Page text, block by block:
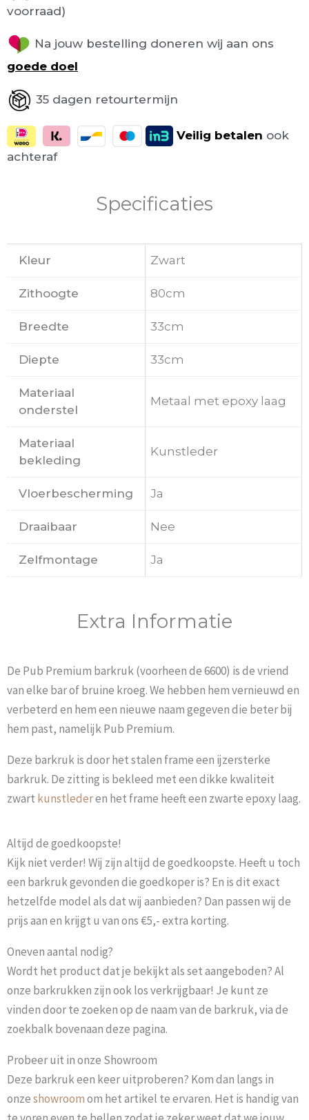
voorraad)
Na jouw bestelling doneren wij aan ons
goede doel
35 dagen retourtermijn
Veilig betalen ook
achteraf
Specificaties
Kleur Zwart
Zithoogte 80cm
Breedte 33cm
Diepte 33cm
Materiaal
onderstel
Metaal met epoxy laag
Materiaal
bekleding
Kunstleder
Vloerbescherming Ja
Draaibaar Nee
Zelfmontage Ja
Extra Informatie
De Pub Premium barkruk (voorheen de 6600) is de vriend
van elke bar of bruine kroeg. We hebben hem vernieuwd en
verbeterd en hem een nieuwe naam gegeven die beter bij
hem past, namelijk Pub Premium.
Deze barkruk is door het stalen frame een ijzersterke
barkruk. De zitting is bekleed met een dikke kwaliteit
zwart kunstlederen het frame heeft een zwarte epoxy laag.
Altijd de goedkoopste!
Kijk niet verder! Wij zijn altijd de goedkoopste. Heeft u toch
een barkruk gevonden die goedkoper is? En is dit exact
hetzelfde model als dat wij aanbieden? Dan passen wij de
prijs aan en krijgt u van ons €5,- extra korting.
Oneven aantal nodig?
Wordt het product dat je bekijkt als set aangeboden? Al
onze barkrukken zijn ook los verkrijgbaar! Je kunt ze
vinden door te zoeken op de naam van de barkruk, via de
zoekbalk bovenaan deze pagina.
Probeer uit in onze Showroom
Deze barkruk een keer uitproberen? Kom dan langs in
onzeshowroomom het artikel te ervaren. Het is handig van